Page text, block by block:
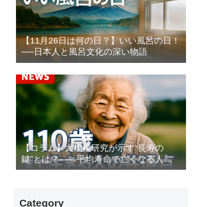
【11月26日は何の日？】いい風呂の日！
──日本人と風呂文化の深い物語
【コラム】大規模研究が示す“長寿の
鍵”とは？――平均寿命で亡くなる人と
100歳以上生きる人
Category